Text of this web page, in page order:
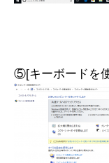
⑤[キーボードを